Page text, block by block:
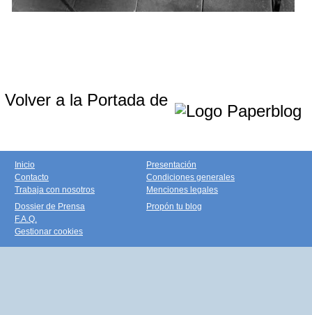
Volver a la Portada de
Inicio
Contacto
Trabaja con nosotros
Presentación
Condiciones generales
Menciones legales
Dossier de Prensa
F.A.Q.
Gestionar cookies
Propón tu blog